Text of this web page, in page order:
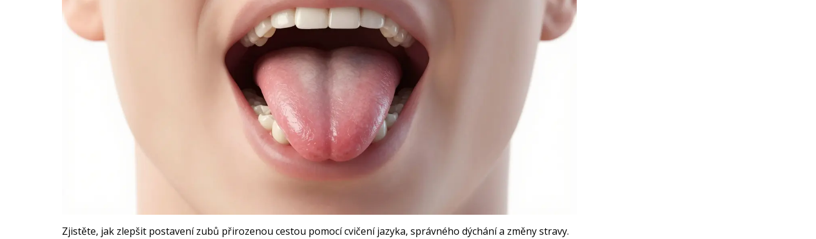
Zjistěte, jak zlepšit postavení zubů přirozenou cestou pomocí cvičení jazyka, správného dýchání a změny stravy.